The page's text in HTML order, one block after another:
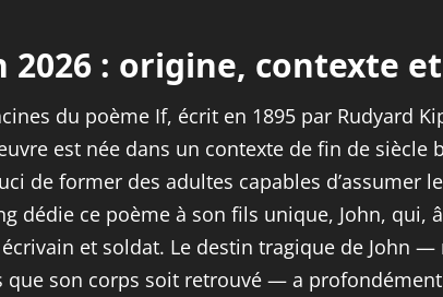
2026 : origine, contexte
du poème If, écrit en 1895 par Rudyard
est née dans un contexte de fin de
de former des adultes capables d’assumer
dédie ce poème à son fils unique, John, qui,
et soldat. Le destin tragique de John —
que son corps soit retrouvé — a